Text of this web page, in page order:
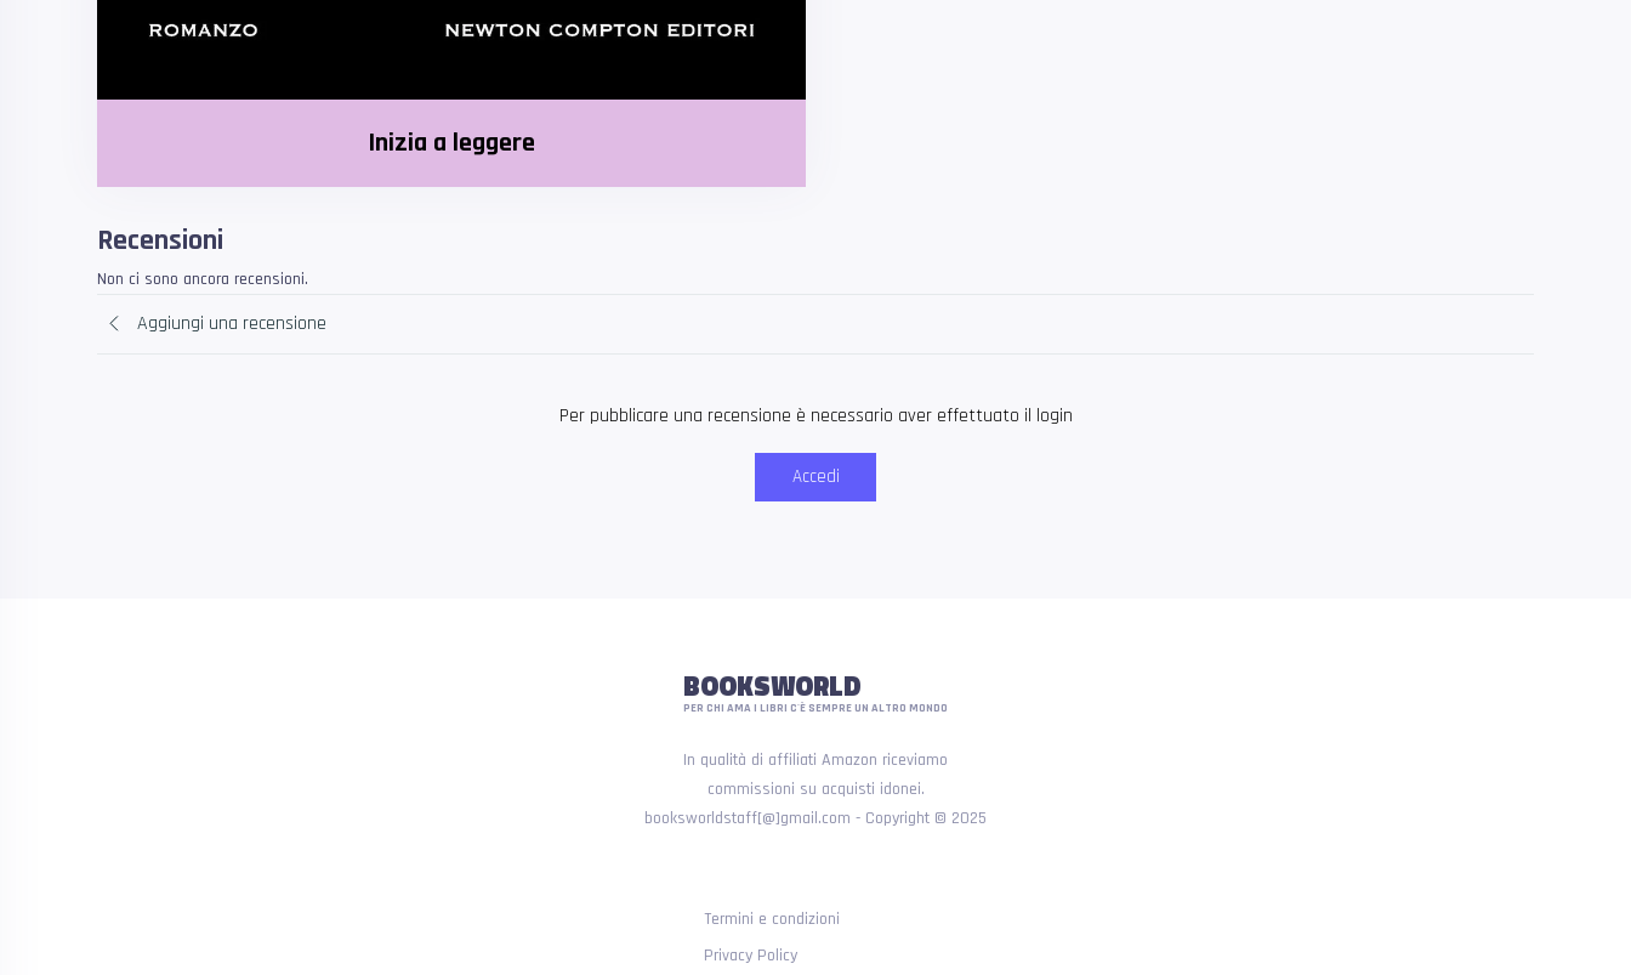
Inizia a leggere
Recensioni
Non ci sono ancora recensioni.
Aggiungi una recensione
Per pubblicare una recensione è necessario aver effettuato il login
Accedi
BOOKSWORLD
PER CHI AMA I LIBRI C'È SEMPRE UN ALTRO MONDO
In qualità di affiliati Amazon riceviamo
commissioni su acquisti idonei.
booksworldstaff[@]gmail.com - Copyright © 2025
Termini e condizioni
Privacy Policy